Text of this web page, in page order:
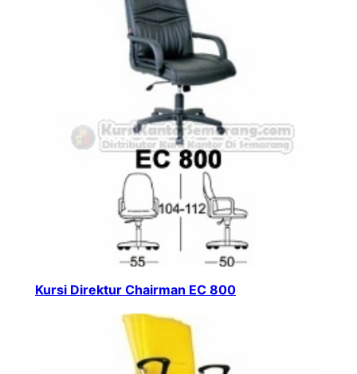
Kursi Direktur Chairman EC 800